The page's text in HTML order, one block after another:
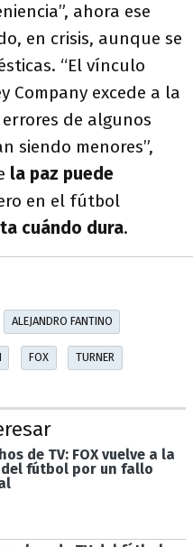
ahora ese
en crisis, aunque se
“El vínculo
Company excede a la
de algunos
siendo menores”,
la paz puede
en el fútbol
cuándo dura.
ALEJANDRO FANTINO
FOX TURNER
de TV: FOX vuelve a la
fútbol por un fallo